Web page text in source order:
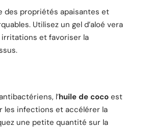
des propriétés apaisantes et
Utilisez un gel d’aloé vera
et favoriser la
l’huile de coco est
les infections et accélérer la
une petite quantité sur la